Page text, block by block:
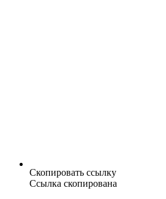
Скопировать ссылку
Ссылка скопирована